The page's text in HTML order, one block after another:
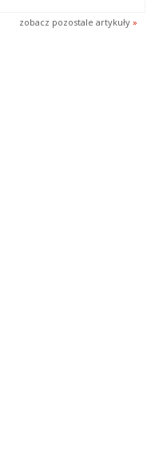
zobacz pozostale artykuły »